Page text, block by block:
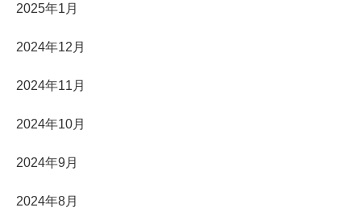
2025年1月
2024年12月
2024年11月
2024年10月
2024年9月
2024年8月